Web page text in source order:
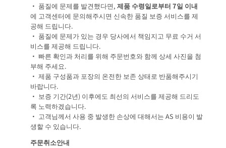
• 품질에 문제를 발견했다면, 제품 수령일로부터 7일 이내
에 고객센터에 문의해주시면 신속한 품질 보증 서비스를 제
공해 드립니다.
• 품질에 문제가 있는 경우 당사에서 책임지고 무료 수거 서
비스를 제공해 드립니다.
• 빠른 확인과 처리를 위해 주문번호와 함께 상세 사진을 첨
부해 주세요.
• 제품 구성품과 포장의 온전한 보존 상태로 반품해주시기
바랍니다.
• 보증 기간(2년) 이후에도 최선의 서비스를 제공해 드리도
록 노력하겠습니다.
• 고객님께서 사용 중 발생한 손상에 대해서는 AS 비용이 발
생할 수 있습니다.
주문취소안내